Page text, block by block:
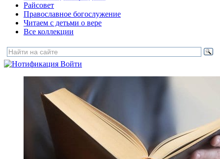
Райсовет
Православное богослужение
Читаем с детьми о вере
Все коллекции
Войти